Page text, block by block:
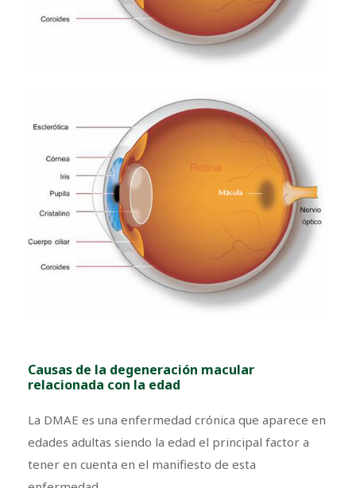
Causas de la degeneración macular
relacionada con la edad
La DMAE es una enfermedad crónica que aparece en
edades adultas siendo la edad el principal factor a
tener en cuenta en el manifiesto de esta